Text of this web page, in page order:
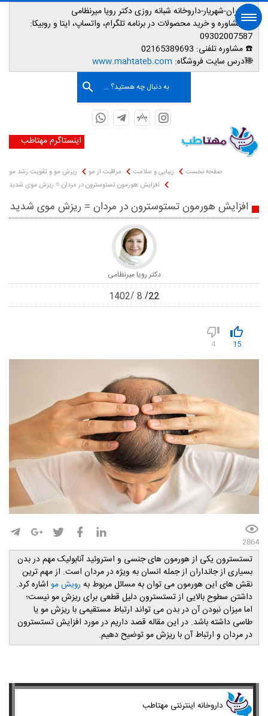
📌تهران-شهریار-داروخانه شبانه روزی دکتر رویا میرنظامی
📱مشاوره و خرید محصولات در برنامه تلگرام، واتساپ، ایتا و روبیکا:
09302007587
☎️ مشاوره تلفنی:
🌐آدرس سایت فروشگاه: www.mahtateb.com
به دنبال چه هستید؟ ...
اینستاگرم مهتاطب
صفحه نخست زیبایی و سلامت مراقبت از مو
ریزش مو و تقویت رشد مو
افزایش هورمون تستوسترون در مردان = ریزش موی شدید
افزایش هورمون تستوسترون در مردان = ریزش موی شدید
دکتر رویا میرنظامی
22
8
1402
15
4
2864
تستسترون یکی از هورمون های جنسی و استروئید آنابولیک مهم در بدن
بسیاری از جانداران از جمله انسان به ویژه در مردان است. از مهم ترین
نقش های این هورمون می توان به مسائل مربوط به رویش مو اشاره کرد.
داشتن سطوح بالایی از تستسترون دلیل قطعی برای ریزش مو نیست؛
اما میزان نبودن آن در بدن می تواند ارتباط مستقیمی با ریزش مو یا
طاسی داشته باشد. در این مقاله قصد داریم در مورد افزایش تستسترون
در مردان و ارتباط آن با ریزش مو توضیح دهیم.
​داروخانه اینترنتی مهتاطب